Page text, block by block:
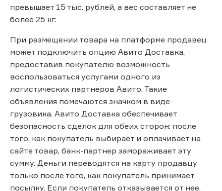
превышает 15 тыс. рублей, а вес составляет не
более 25 кг.
При размещении товара на платформе продавец
может подключить опцию Авито Доставка,
предоставив покупателю возможность
воспользоваться услугами одного из
логистических партнеров Авито. Такие
объявления помечаются значком в виде
грузовика. Авито Доставка обеспечивает
безопасность сделок для обеих сторон: после
того, как покупатель выбирает и оплачивает на
сайте товар, банк-партнер замораживает эту
сумму. Деньги переводятся на карту продавцу
только после того, как покупатель принимает
посылку. Если покупатель отказывается от нее,